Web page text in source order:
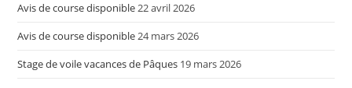
Avis de course disponible22 avril 2026
Avis de course disponible24 mars 2026
Stage de voile vacances de Pâques 19 mars 2026